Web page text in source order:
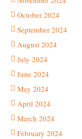
October 2024
September 2024
August 2024
July 2024
June 2024
May 2024
April 2024
March 2024
February 2024